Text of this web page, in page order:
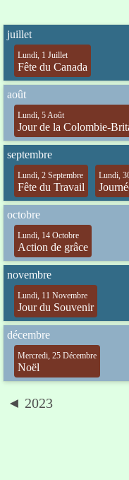
juillet
Lundi, 1 Juillet
Fête du Canada
août
Lundi, 5 Août
Jour de la Colombie-
septembre
Lundi, 2 Septembre
Fête du Travail
Lundi,
octobre
Lundi, 14 Octobre
Action de grâce
novembre
Lundi, 11 Novembre
Jour du Souvenir
décembre
Mercredi, 25 Décembre
Noël
◄ 2023